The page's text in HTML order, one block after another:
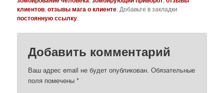
клиентов,отзывы мага о клиенте. Добавьте в закладки
постоянную ссылку.
Добавить комментарий
Ваш адрес email не будет опубликован. Обязательные
поля помечены*